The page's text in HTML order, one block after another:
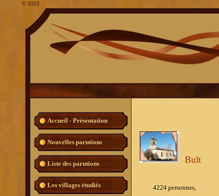
Accueil - Présentation
Nouvelles parutions
Liste des parutions
Les villages étudiés
Bult
4224 personnes,
© 2023